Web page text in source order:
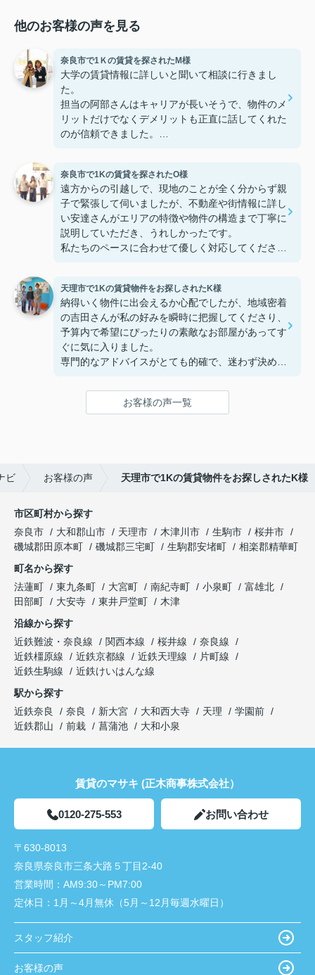
他のお客様の声を見る
奈良市で1Ｋの賃貸を探されたM様
大学の賃貸情報に詳しいと聞いて相談に行きまし
た。
担当の阿部さんはキャリアが長いそうで、物件のメ
リットだけでなくデメリットも正直に話してくれた
のが信頼できました。
す。
奈良市で1Kの賃貸を探されたO様
遠方からの引越しで、現地のことが全く分からず親
子で緊張して伺いましたが、不動産や街情報に詳し
い安達さんがエリアの特徴や物件の構造まで丁寧に
説明していただき、うれしかったです。
私たちのペースに合わせて優しく対応してくださっ
り、感謝しています。安達さん、ありがとうござい
ました！
天理市で1Kの賃貸物件をお探しされたK様
納得いく物件に出会えるか心配でしたが、地域密着
の吉田さんが私の好みを瞬時に把握してくださり、
予算内で希望にぴったりの素敵なお部屋があってす
ぐに気に入りました。
専門的なアドバイスがとても的確で、迷わず決める
鍵の受け取りのときに、また元気(o・・o)/~お店に
お客様の声一覧
ビ お客様の声 天理市で1Kの賃貸物件をお探しされたK様
市区町村から探す
奈良市
大和郡山市 天理市 木津川市 生駒市
桜井市
磯城郡田原本町
磯城郡三宅町 生駒郡安堵町
相楽郡精華町
町名から探す
法蓮町
東九条町 大宮町 南紀寺町 小泉町
富雄北
田部町
大安寺 東井戸堂町
木津
沿線から探す
近鉄難波・奈良線
関西本線 桜井線
奈良線
近鉄橿原線
近鉄京都線 近鉄天理線
片町線
近鉄生駒線
近鉄けいはんな線
駅から探す
近鉄奈良
奈良 新大宮 大和西大寺 天理
学園前
近鉄郡山
前栽 菖蒲池 大和小泉
賃貸のマサキ (正木商事株式会社）
0120-275-553 お問い合わせ
〒630-8013
奈良県奈良市三条大路５丁目2-40
営業時間： AM9:30～PM7:00
定休日： 1月～4月無休（5月～12月毎週水曜日）
スタッフ紹介
お客様の声